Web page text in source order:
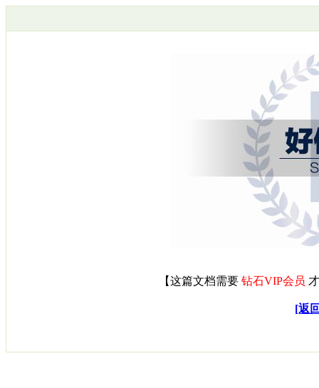
【这篇文档需要 钻石VIP会员
[返